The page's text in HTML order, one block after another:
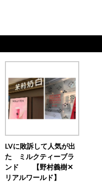
LVに敗訴して人気が出
た ミルクティーブラ
ンド 【野村義樹✕
リアルワールド】